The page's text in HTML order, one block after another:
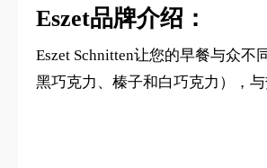
Eszet品牌介绍：
Eszet Schnitten让您的早餐与众
黑巧克力、榛子和白巧克力），